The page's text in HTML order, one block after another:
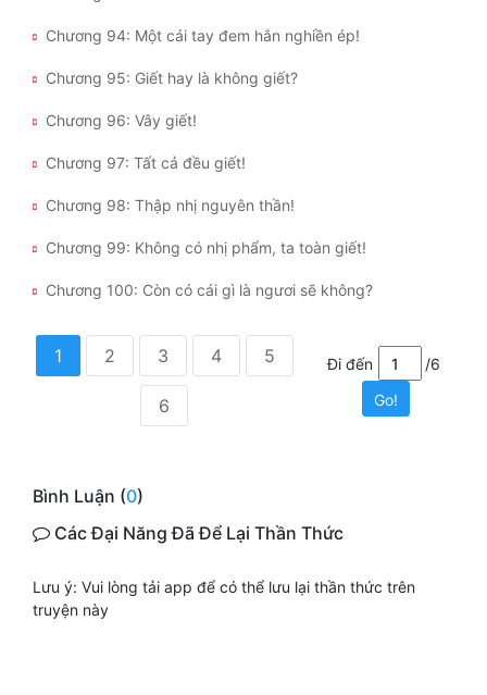
Chương 94: Một cái tay đem hắn nghiền ép!
Chương 95: Giết hay là không giết?
Chương 96: Vây giết!
Chương 97: Tất cả đều giết!
Chương 98: Thập nhị nguyên thần!
Chương 99: Không có nhị phẩm, ta toàn giết!
Chương 100: Còn có cái gì là ngươi sẽ không?
1 2 3 4 5
6
Đi đến
/6
Go!
Bình Luận (0)
Các Đại Năng Đã Để Lại Thần Thức
Lưu ý: Vui lòng tải app để có thể lưu lại thần thức trên
truyện này